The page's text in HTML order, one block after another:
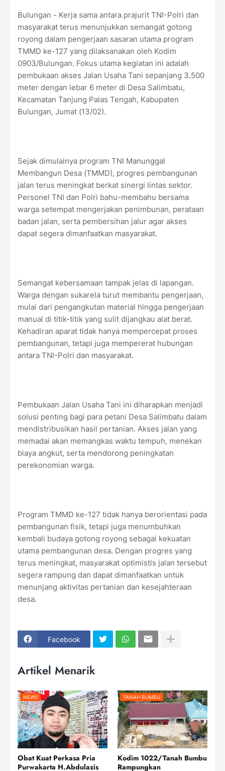
Bulungan - Kerja sama antara prajurit TNI-Polri dan
masyarakat terus menunjukkan semangat gotong
royong dalam pengerjaan sasaran utama program
TMMD ke-127 yang dilaksanakan oleh Kodim
0903/Bulungan. Fokus utama kegiatan ini adalah
pembukaan akses Jalan Usaha Tani sepanjang 3.500
meter dengan lebar 6 meter di Desa Salimbatu,
Kecamatan Tanjung Palas Tengah, Kabupaten
Bulungan, Jumat (13/02).
Sejak dimulainya program TNI Manunggal
Membangun Desa (TMMD), progres pembangunan
jalan terus meningkat berkat sinergi lintas sektor.
Personel TNI dan Polri bahu-membahu bersama
warga setempat mengerjakan penimbunan, perataan
badan jalan, serta pembersihan jalur agar akses
dapat segera dimanfaatkan masyarakat.
Semangat kebersamaan tampak jelas di lapangan.
Warga dengan sukarela turut membantu pengerjaan,
mulai dari pengangkutan material hingga pengerjaan
manual di titik-titik yang sulit dijangkau alat berat.
Kehadiran aparat tidak hanya mempercepat proses
pembangunan, tetapi juga mempererat hubungan
antara TNI-Polri dan masyarakat.
Pembukaan Jalan Usaha Tani ini diharapkan menjadi
solusi penting bagi para petani Desa Salimbatu dalam
mendistribusikan hasil pertanian. Akses jalan yang
memadai akan memangkas waktu tempuh, menekan
biaya angkut, serta mendorong peningkatan
perekonomian warga.
Program TMMD ke-127 tidak hanya berorientasi pada
pembangunan fisik, tetapi juga menumbuhkan
kembali budaya gotong royong sebagai kekuatan
utama pembangunan desa. Dengan progres yang
terus meningkat, masyarakat optimistis jalan tersebut
segera rampung dan dapat dimanfaatkan untuk
menunjang aktivitas pertanian dan kesejahteraan
desa.
Facebook
Artikel Menarik
NEWS
Obat Kuat Perkasa Pria
Purwakarta H.Abdulazis
TANAH BUMBU
Kodim 1022/Tanah Bumbu
Rampungkan